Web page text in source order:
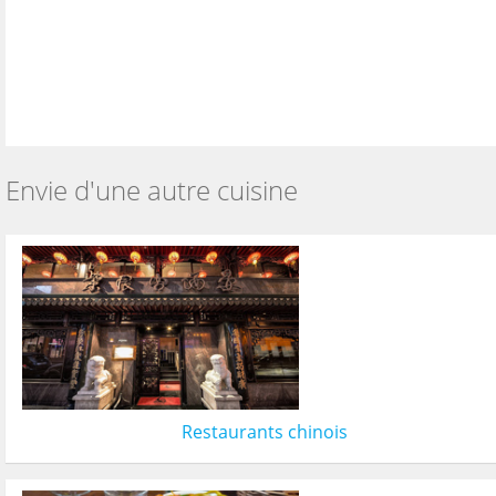
Envie d'une autre cuisine
Restaurants chinois